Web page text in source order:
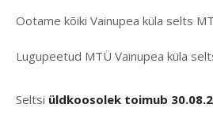
Ootame kõiki Vainupea küla selts
Lugupeetud MTÜ Vainupea küla
Seltsi üldkoosolek toimub